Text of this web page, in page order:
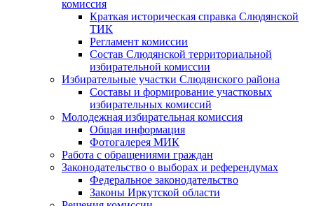
комиссия
Краткая историческая справка Слюдянской
ТИК
Регламент комиссии
Состав Слюдянской территориальной
избирательной комиссии
Избирательные участки Слюдянского района
Составы и формирование участковых
избирательных комиссий
Молодежная избирательная комиссия
Общая информация
Фотогалерея МИК
Работа с обращениями граждан
Законодательство о выборах и референдумах
Федеральное законодательство
Законы Иркутской области